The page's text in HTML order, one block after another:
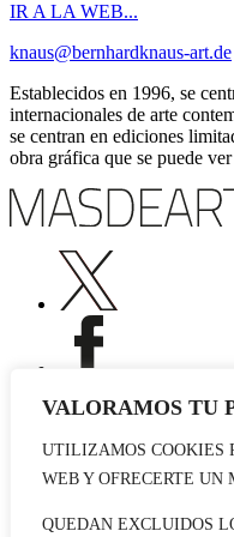
VALORAMOS TU
UTILIZAMOS COOKIES
WEB Y OFRECERTE UN
QUEDAN EXCLUIDOS
IR A LA WEB...
knaus@bernhardknaus-art.de
Establecidos en 1996, se
internacionales de arte
se centran en ediciones
obra gráfica que se puede
Publicidad
Contacto